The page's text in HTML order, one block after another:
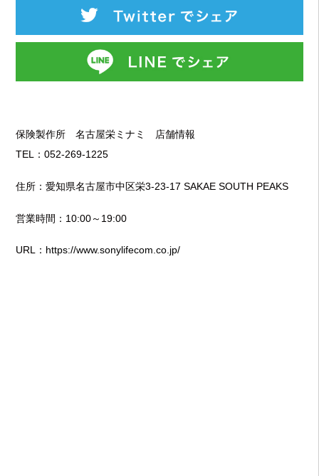
保険製作所 名古屋栄ミナミ 店舗情報
TEL：052-269-1225
住所：愛知県名古屋市中区栄3-23-17 SAKAE SOUTH PEAKS
営業時間：10:00～19:00
URL： https://www.sonylifecom.co.jp/